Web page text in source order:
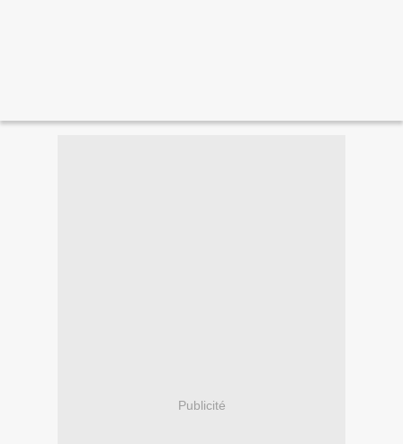
Publicité